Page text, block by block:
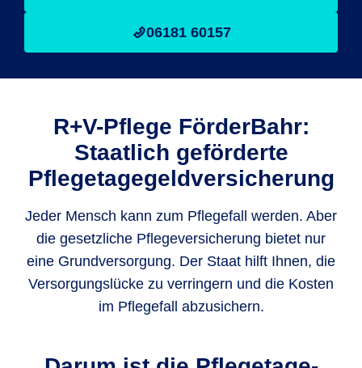
06181 60157
R+V-Pflege FörderBahr:
Staatlich geförderte
Pflegetage­geldversicherung
Jeder Mensch kann zum Pflegefall werden. Aber
die gesetzliche Pflegeversicherung bietet nur
eine Grundversorgung. Der Staat hilft Ihnen, die
Versorgungslücke zu verringern und die Kosten
im Pflegefall abzusichern.